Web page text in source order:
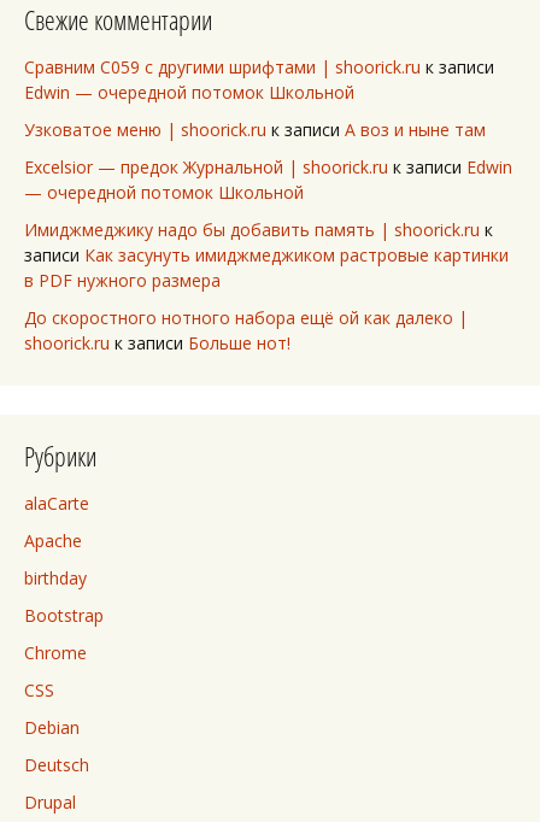
Свежие комментарии
Сравним C059 с другими шрифтами | shoorick.ru к записи
Edwin — очередной потомок Школьной
Узковатое меню | shoorick.ru к записи А воз и ныне там
Excelsior — предок Журнальной | shoorick.ru к записи Edwin
— очередной потомок Школьной
Имиджмеджику надо бы добавить память | shoorick.ru к
записи Как засунуть имиджмеджиком растровые картинки
в PDF нужного размера
До скоростного нотного набора ещё ой как далеко |
shoorick.ru к записи Больше нот!
Рубрики
alaCarte
Apache
birthday
Bootstrap
Chrome
CSS
Debian
Deutsch
Drupal